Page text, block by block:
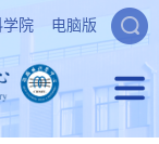
学院 电脑版